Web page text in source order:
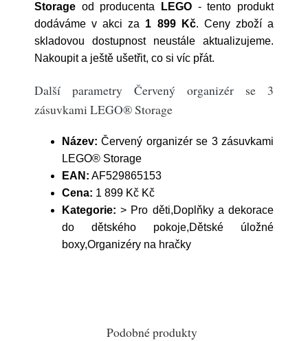
Storage od producenta LEGO - tento produkt
dodáváme v akci za 1 899 Kč. Ceny zboží a
skladovou dostupnost neustále aktualizujeme.
Nakoupit a ještě ušetřit, co si víc přát.
Další parametry Červený organizér se 3
zásuvkami LEGO® Storage
Název: Červený organizér se 3 zásuvkami
LEGO® Storage
EAN: AF529865153
Cena: 1 899 Kč Kč
Kategorie: > Pro děti,Doplňky a dekorace
do dětského pokoje,Dětské úložné
boxy,Organizéry na hračky
Podobné produkty